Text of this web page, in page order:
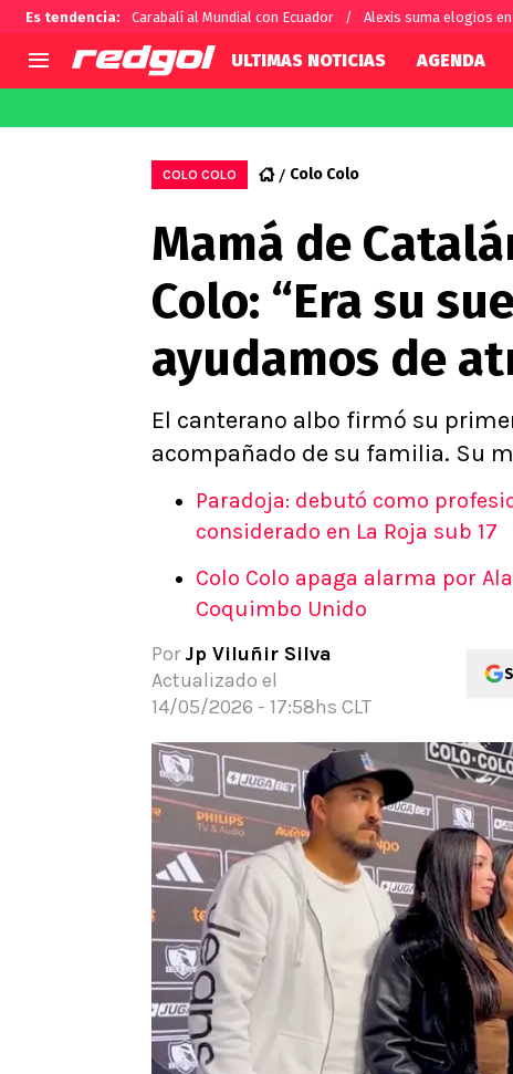
Es tendencia: Carabalí al Mundial con Ecuador Alexis suma elogios
Selección Chilena
U de Chile
U Católica
Campeonato Nacional
Primera B
Segunda División
Copa Chile
Supercopa Chile
Campeonato Femenino
Alexis
Carlos
Pronósticos
Apuesta del día
Apuestas Mundial 2026
ULTIMAS NOTICIAS AGENDA
COLO COLO Colo Colo
Mamá de
Colo: “Era su
ayudamos de
El canterano albo firmó su
acompañado de su familia. Su
Paradoja: debutó como
considerado en La Roja sub 17
Colo Colo apaga alarma por
Coquimbo Unido
Por Jp Viluñir Silva
Actualizado el
14/05/2026 - 17:58hs CLT